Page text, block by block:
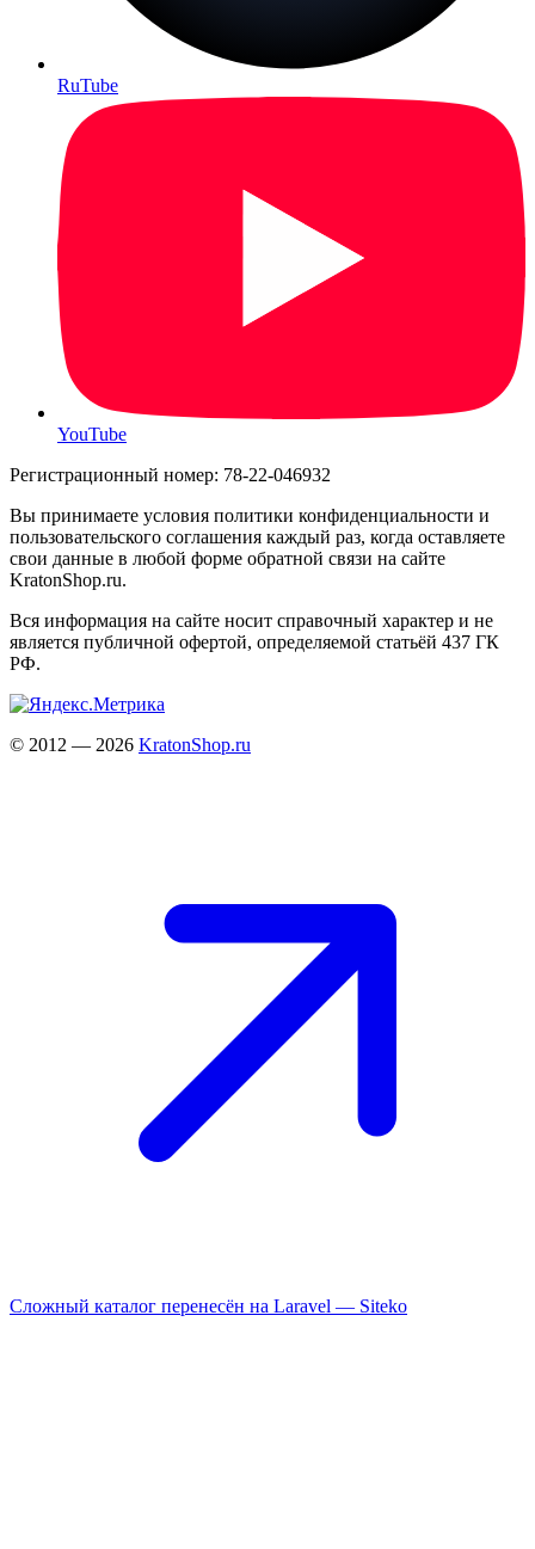
RuTube
YouTube
Регистрационный номер: 78-22-046932
Вы принимаете условия политики конфиденциальности и
пользовательского соглашения каждый раз, когда оставляете
свои данные в любой форме обратной связи на сайте
KratonShop.ru.
Вся информация на сайте носит справочный характер и не
является публичной офертой, определяемой статьёй 437 ГК
РФ.
© 2012 — 2026 KratonShop.ru
Сложный каталог перенесён на Laravel — Siteko